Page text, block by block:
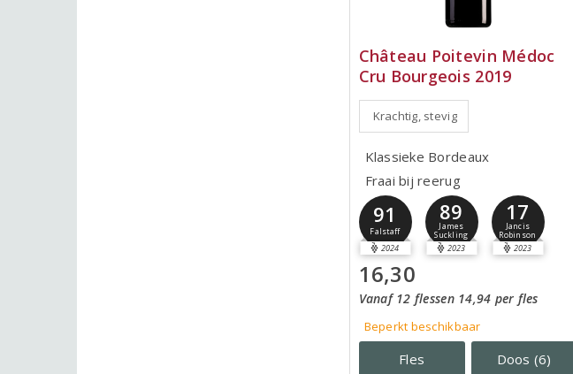
Château Poitevin Médoc
Cru Bourgeois 2019
Krachtig, stevig
Klassieke Bordeaux
Fraai bij reerug
91
Falstaff
2024
89
James
Suckling
2023
17
Jancis
Robinson
2023
16,30
Vanaf 12 flessen 14,94 per fles
Beperkt beschikbaar
Fles Doos (6)